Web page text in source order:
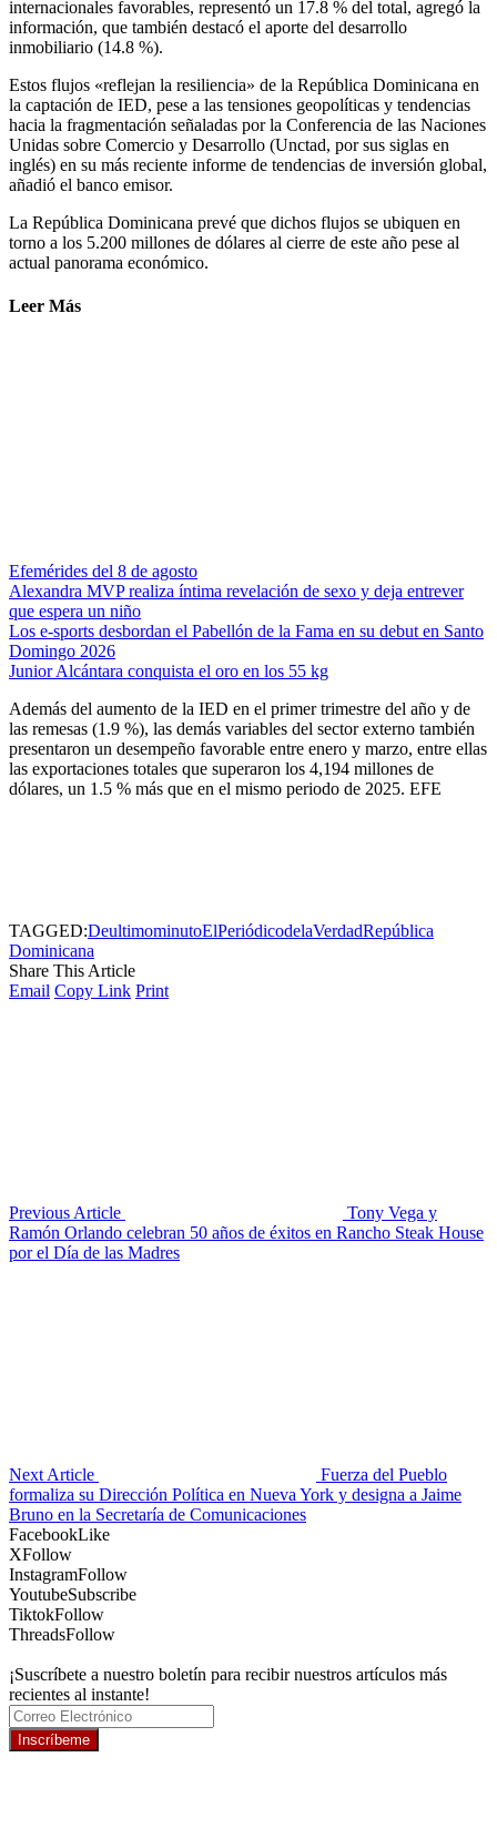
internacionales favorables, representó un 17.8 % del total, agregó la
información, que también destacó el aporte del desarrollo
inmobiliario (14.8 %).
Estos flujos «reflejan la resiliencia» de la República Dominicana en
la captación de IED, pese a las tensiones geopolíticas y tendencias
hacia la fragmentación señaladas por la Conferencia de las Naciones
Unidas sobre Comercio y Desarrollo (Unctad, por sus siglas en
inglés) en su más reciente informe de tendencias de inversión global,
añadió el banco emisor.
La República Dominicana prevé que dichos flujos se ubiquen en
torno a los 5.200 millones de dólares al cierre de este año pese al
actual panorama económico.
Leer Más
Efemérides del 8 de agosto
Alexandra MVP realiza íntima revelación de sexo y deja entrever
que espera un niño
Los e-sports desbordan el Pabellón de la Fama en su debut en Santo
Domingo 2026
Junior Alcántara conquista el oro en los 55 kg
Además del aumento de la IED en el primer trimestre del año y de
las remesas (1.9 %), las demás variables del sector externo también
presentaron un desempeño favorable entre enero y marzo, entre ellas
las exportaciones totales que superaron los 4,194 millones de
dólares, un 1.5 % más que en el mismo periodo de 2025. EFE
TAGGED:DeultimominutoElPeriódicodelaVerdadRepública
Dominicana
Share This Article
Email Copy Link Print
Previous Article
Tony Vega y
Ramón Orlando celebran 50 años de éxitos en Rancho Steak House
por el Día de las Madres
Next Article
Fuerza del Pueblo
formaliza su Dirección Política en Nueva York y designa a Jaime
Bruno en la Secretaría de Comunicaciones
FacebookLike
XFollow
InstagramFollow
YoutubeSubscribe
TiktokFollow
ThreadsFollow
¡Suscríbete a nuestro boletín para recibir nuestros artículos más
recientes al instante!
Inscríbeme